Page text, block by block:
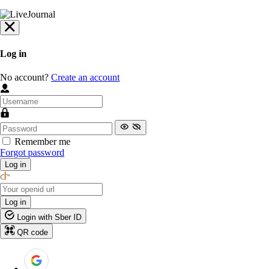
Log in
No account? Create an account
Remember me
Forgot password
Log in
Log in
Login with Sber ID
QR code